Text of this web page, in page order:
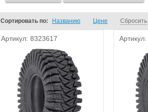
Сортировать по: Названию Цене Сбросить
Артикул: 8323617 Артикул: